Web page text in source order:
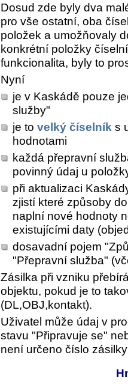
Dosud zde byly dva
pro vše ostatní, oba
položek a umožňovaly
konkrétní položky
funkcionalita, byly to
Nyní
je v Kaskádě pouze
služby"
je to velký číselník s
hodnotami
každá přepravní
povinný údaj u
při aktualizaci
zjistí které způsoby
naplní nové hodnoty
existujícími daty
dosavadní pojem
"Přepravní služba"
Zásilka při vzniku
objektu, pokud je to
(DL,OBJ,kontakt).
Uživatel může údaj v
stavu "Připravuje se"
není určeno číslo